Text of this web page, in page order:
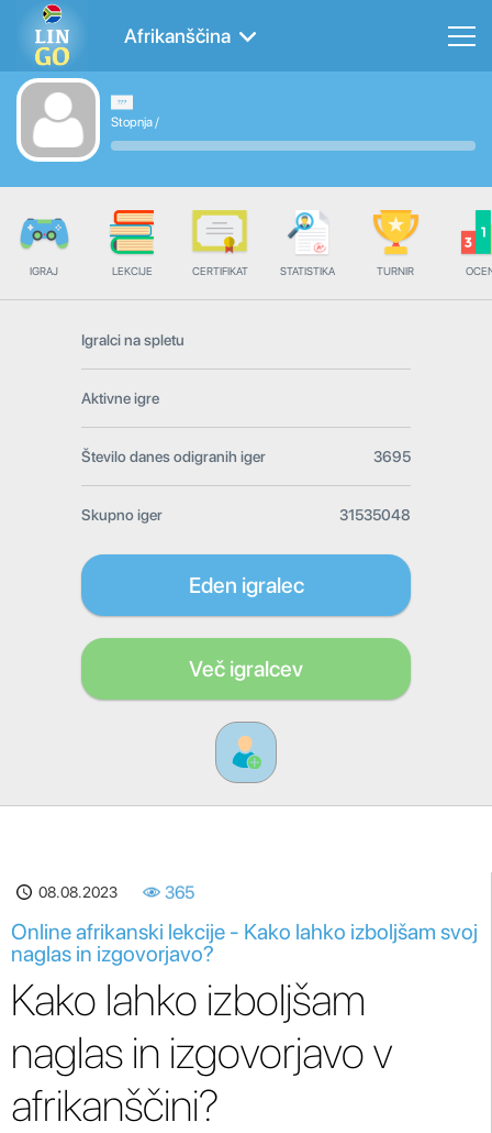
Afrikanščina
Stopnja/
IGRAJ LEKCIJE CERTIFIKAT STATISTIKA TURNIR
Igralci na spletu
Aktivne igre
Število danes odigranih iger 3695
Skupno iger 31535048
Eden igralec
Več igralcev
08.08.2023 365
Online afrikanski lekcije - Kako lahko izboljšam svoj
naglas in izgovorjavo?
Kako lahko izboljšam
naglas in izgovorjavo v
afrikanščini?